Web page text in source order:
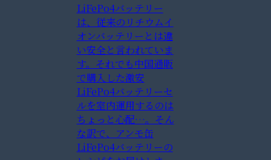
LiFePo4バッテリー
は、従来のリチウムイ
オンバッテリーとは違
い安全と言われていま
す。それでも中国通販
で購入した激安
LiFePo4バッテリーセ
ルを室内運用するのは
ちょっと心配…。そん
な訳で、アンモ缶
LiFePo4バッテリーの